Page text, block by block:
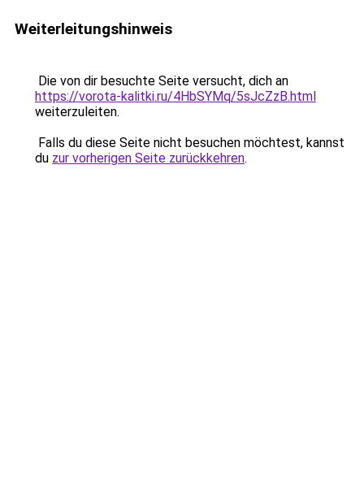
Weiterleitungshinweis
Die von dir besuchte Seite versucht, dich an
https://vorota-kalitki.ru/4HbSYMq/5sJcZzB.html
weiterzuleiten.
Falls du diese Seite nicht besuchen möchtest, kannst
du zur vorherigen Seite zurückkehren.